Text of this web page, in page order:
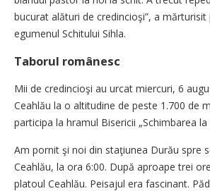
bucurat alături de credincioşi”, a
egumenul Schitului Sihla.
Taborul românesc
Mii de credincioşi au urcat miercuri, 6
Ceahlău la o altitudine de peste 1.700 de
participa la hramul Bisericii „Schimbarea la
Am pornit şi noi din staţiunea Durău spre
Ceahlău, la ora 6:00. După aproape trei
platoul Ceahlău. Peisajul era fascinant.